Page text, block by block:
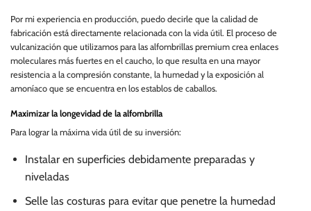
Por mi experiencia en producción, puedo decirle que la calidad de
fabricación está directamente relacionada con la vida útil. El proceso de
vulcanización que utilizamos para las alfombrillas premium crea enlaces
moleculares más fuertes en el caucho, lo que resulta en una mayor
resistencia a la compresión constante, la humedad y la exposición al
amoníaco que se encuentra en los establos de caballos.
Maximizar la longevidad de la alfombrilla
Para lograr la máxima vida útil de su inversión:
Instalar en superficies debidamente preparadas y
niveladas
Selle las costuras para evitar que penetre la humedad